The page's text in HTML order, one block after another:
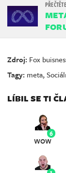
Zdroj: Fox
Tagy: meta,
LÍBIL SE TI
6
WOW